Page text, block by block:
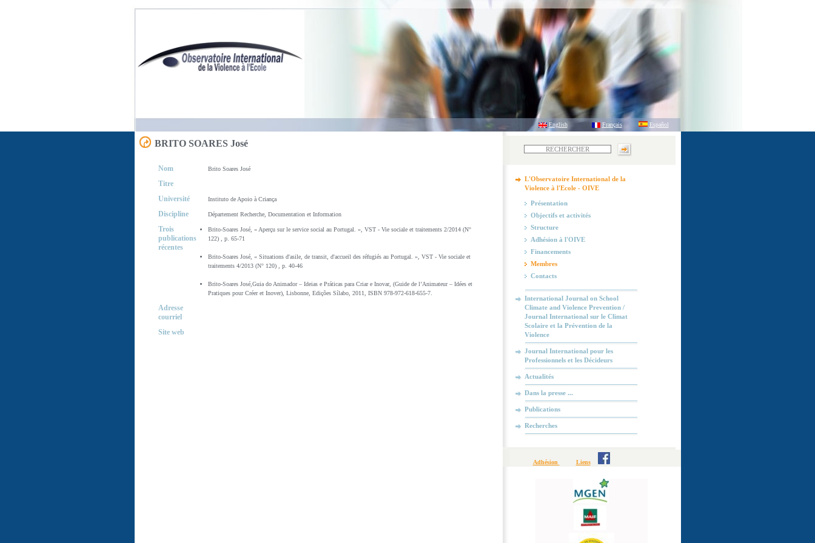
English Français Español
BRITO SOARES José
Nom Brito Soares José
Titre
Université
Instituto de Apoio à Criança
Discipline Département Recherche, Documentation et Information
Trois
publications
récentes
Brito-Soares José, « Aperçu sur le service social au Portugal. », VST - Vie sociale et traitements 2/2014 (N°
122) , p. 65-71
Brito-Soares José, « Situations d'asile, de transit, d'accueil des réfugiés au Portugal. », VST - Vie sociale et
traitements 4/2013 (N° 120) , p. 40-46
Brito-Soares José,Guia do Animador – Ideias e Práticas para Criar e Inovar, (Guide de l’Animateur – Idées et
Pratiques pour Créer et Inover), Lisbonne, Edições Sílabo, 2011, ISBN 978-972-618-655-7.
Adresse
courriel
Site web
L'Observatoire International de la
Violence à l'Ecole - OIVE
Présentation
Objectifs et activités
Structure
Adhésion à l'OIVE
Financements
Membres
Contacts
International Journal on School
Climate and Violence Prevention /
Journal International sur le Climat
Scolaire et la Prévention de la
Violence
Journal International pour les
Professionnels et les Décideurs
Actualités
Dans la presse ...
Publications
Recherches
Adhésion Liens